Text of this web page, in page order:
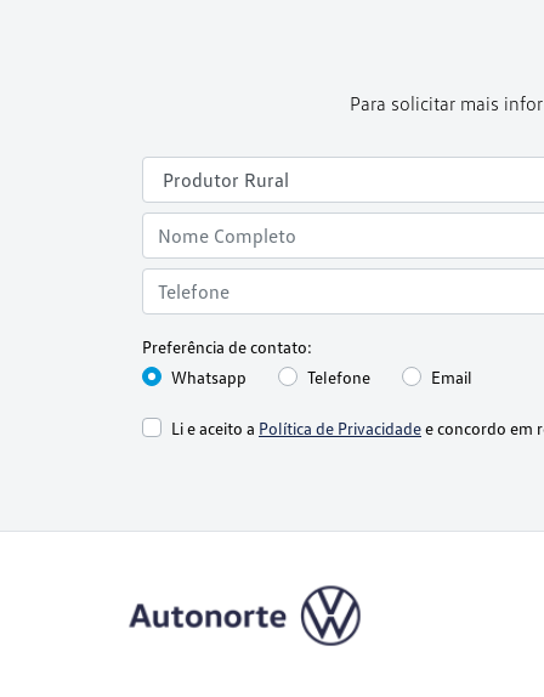
Para solicitar mais
Preferência de contato:
Whatsapp
Telefone Email
Li e aceito a Política de Privacidadee concordo em